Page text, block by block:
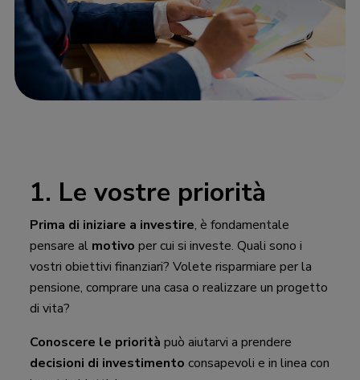
1. Le vostre priorità
Prima di iniziare a investire, è fondamentale
pensare al motivo per cui si investe. Quali sono i
vostri obiettivi finanziari? Volete risparmiare per la
pensione, comprare una casa o realizzare un progetto
di vita?
Conoscere le priorità può aiutarvi a prendere
decisioni di investimento consapevoli e in linea con